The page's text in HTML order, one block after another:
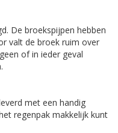
De broekspijpen hebben
valt de broek ruim over
of in ieder geval
met een handig
regenpak makkelijk kunt